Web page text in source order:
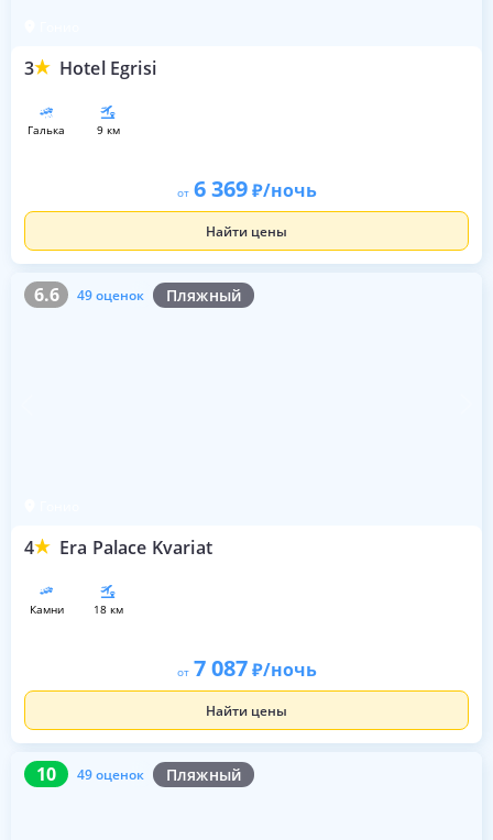
3 Hotel Egrisi
галька 9 км
от 6 369 /ночь
Найти цены
6.6 49 оценок Пляжный
4 Era Palace Kvariat
6.6 49 оценок
камни 18 км
от 7 087 /ночь
Найти цены
10 49 оценок Пляжный
10 49 оценок